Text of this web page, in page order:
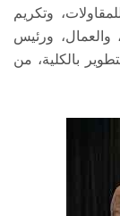
وتكريم
والعمال، ورئيس
بالكلية، من